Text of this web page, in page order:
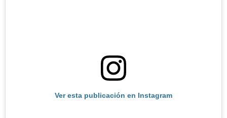
Ver esta publicación en Instagram